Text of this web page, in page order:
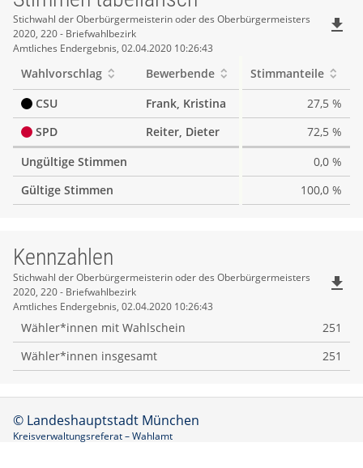
Stimmen
tabellarisch
Stichwahl der Oberbürgermeisterin oder des Oberbürgermeisters
2020, 220 - Briefwahlbezirk
Amtliches Endergebnis, 02.04.2020 10:26:43
file_download
Wahlvorschlag Bewerbende
Stimmanteile
CSU
Frank, Kristina
27,5 %
SPD
Reiter, Dieter
72,5 %
Ungültige Stimmen
0,0 %
Gültige Stimmen
100,0 %
Kennzahlen
Kennzahlen
Stichwahl der Oberbürgermeisterin oder des Oberbürgermeisters
2020, 220 - Briefwahlbezirk
Amtliches Endergebnis, 02.04.2020 10:26:43
file_download
Wähler*innen mit Wahlschein
251
Wähler*innen insgesamt
251
© Landeshauptstadt München
Kreisverwaltungsreferat – Wahlamt